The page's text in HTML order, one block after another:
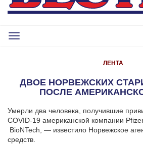
Toggle
ЛЕНТА
ДВОЕ НОРВЕЖСКИХ
ПОСЛЕ
Умерли два человека, получившие
COVID-19 американской компании
BioNTech, — известило Норвежское
средств.